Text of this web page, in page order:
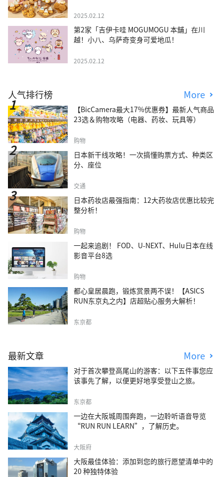
2025.02.12
第2家「吉伊卡哇 MOGUMOGU 本舖」在川
越！小八、乌萨奇变身可爱地瓜！
2025.02.12
人气排行榜 More
【BicCamera最大17%优惠券】最新人气商品
23选＆购物攻略（电器、药妆、玩具等）
购物
日本新干线攻略！一次搞懂购票方式、种类区
分、座位
交通
日本药妆店最强指南：12大药妆店优惠比较完
整分析！
购物
一起来追剧！ FOD、U-NEXT、Hulu日本在线
影音平台8选
购物
都心皇居晨跑，锻炼赏景两不误！【ASICS
RUN东京丸之内】店超贴心服务大解析！
东京都
最新文章 More
对于首次攀登高尾山的游客：以下五件事您应
该事先了解，以便更好地享受登山之旅。
东京都
一边在大阪城周围奔跑，一边聆听语音导览
“RUN RUN LEARN”，了解历史。
大阪府
大阪最佳体验：添加到您的旅行愿望清单中的
20 种独特体验